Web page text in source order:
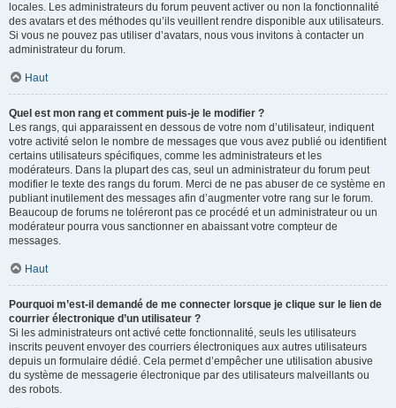
locales. Les administrateurs du forum peuvent activer ou non la fonctionnalité
des avatars et des méthodes qu’ils veuillent rendre disponible aux utilisateurs.
Si vous ne pouvez pas utiliser d’avatars, nous vous invitons à contacter un
administrateur du forum.
Haut
Quel est mon rang et comment puis-je le modifier ?
Les rangs, qui apparaissent en dessous de votre nom d’utilisateur, indiquent
votre activité selon le nombre de messages que vous avez publié ou identifient
certains utilisateurs spécifiques, comme les administrateurs et les
modérateurs. Dans la plupart des cas, seul un administrateur du forum peut
modifier le texte des rangs du forum. Merci de ne pas abuser de ce système en
publiant inutilement des messages afin d’augmenter votre rang sur le forum.
Beaucoup de forums ne toléreront pas ce procédé et un administrateur ou un
modérateur pourra vous sanctionner en abaissant votre compteur de
messages.
Haut
Pourquoi m’est-il demandé de me connecter lorsque je clique sur le lien de
courrier électronique d’un utilisateur ?
Si les administrateurs ont activé cette fonctionnalité, seuls les utilisateurs
inscrits peuvent envoyer des courriers électroniques aux autres utilisateurs
depuis un formulaire dédié. Cela permet d’empêcher une utilisation abusive
du système de messagerie électronique par des utilisateurs malveillants ou
des robots.